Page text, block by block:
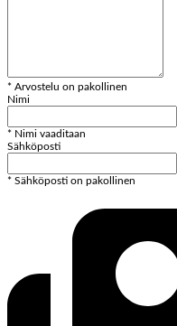
* Arvostelu on pakollinen
Nimi
* Nimi vaaditaan
Sähköposti
* Sähköposti on pakollinen